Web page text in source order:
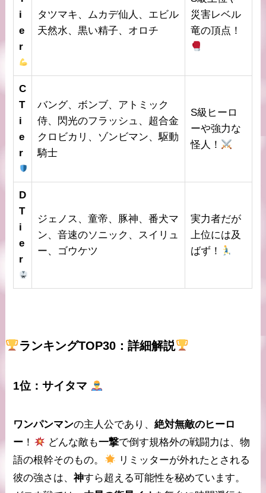
i
e
r
タツマキ、ムカデ仙人、エビル
天然水、黒い精子、オロチ
災害レベル
竜の頂点！
C
T
i
e
r
バング、ボンブ、アトミック
侍、閃光のフラッシュ、超合金
クロビカリ、ゾンビマン、駆動
騎士
S級ヒーロ
ーや強力な
怪人！
D
T
i
e
r
ジェノス、童帝、豚神、番犬マ
ン、音速のソニック、スイリュ
ー、ゴウケツ
実力者だが
上位には及
ばず！
ランキングTOP30：詳細解説
1位：サイタマ
ワンパンマンの主人公であり、絶対無敵のヒーロ
ー ！ どんな敵も一撃で倒す規格外の戦闘力は、物
語の根幹そのもの。
リミッターが外れた とされる
彼の強さは、神すら超える可能性を秘めています。